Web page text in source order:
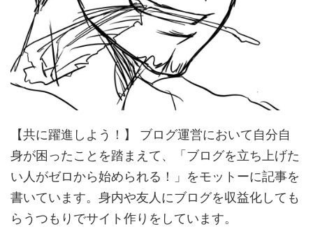
【共に躍進しよう！】 ブログ運営において自分自
身が困ったことを踏まえて、「ブログを立ち上げた
い人がゼロから始められる！」をモットーに記事を
書いています。身内や友人にブログを収益化しても
らうつもりでサイト作りをしています。